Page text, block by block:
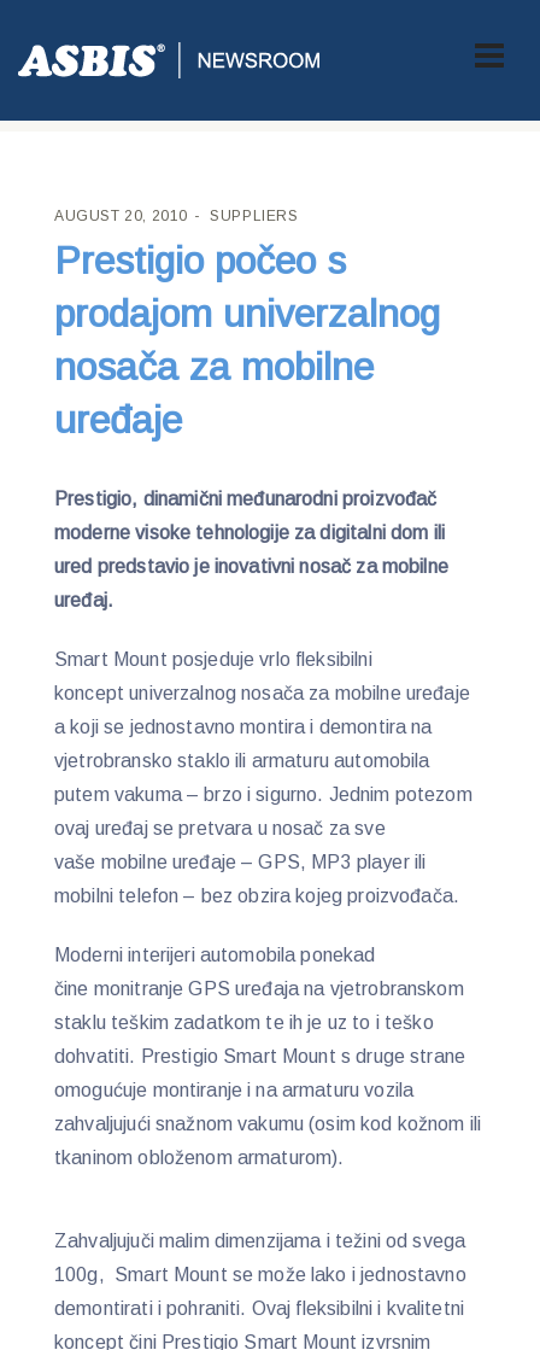
ASBIS CROATIA > SUPPLIERS> PRESTIGIO POČEO S
PRODAJOM UNIVERZALNOG NOSAČA ZA MOBILNE UREĐAJE
AUGUST 20, 2010 SUPPLIERS
Prestigio počeo s
prodajom univerzalnog
nosača za mobilne
uređaje
Prestigio, dinamični međunarodni proizvođač
moderne visoke tehnologije za digitalni dom ili
ured predstavio je inovativni nosač za mobilne
uređaj.
Smart Mount posjeduje vrlo fleksibilni
koncept univerzalnog nosača za mobilne uređaje
a koji se jednostavno montira i demontira na
vjetrobransko staklo ili armaturu automobila
putem vakuma – brzo i sigurno. Jednim potezom
ovaj uređaj se pretvara u nosač za sve
vaše mobilne uređaje – GPS, MP3 player ili
mobilni telefon – bez obzira kojeg proizvođača.
Moderni interijeri automobila ponekad
čine monitranje GPS uređaja na vjetrobranskom
staklu teškim zadatkom te ih je uz to i teško
dohvatiti. Prestigio Smart Mount s druge strane
omogućuje montiranje i na armaturu vozila
zahvaljujući snažnom vakumu (osim kod kožnom ili
tkaninom obloženom armaturom).
Zahvaljujuči malim dimenzijama i težini od svega
100g, Smart Mount se može lako i jednostavno
demontirati i pohraniti. Ovaj fleksibilni i kvalitetni
koncept čini Prestigio Smart Mount izvrsnim